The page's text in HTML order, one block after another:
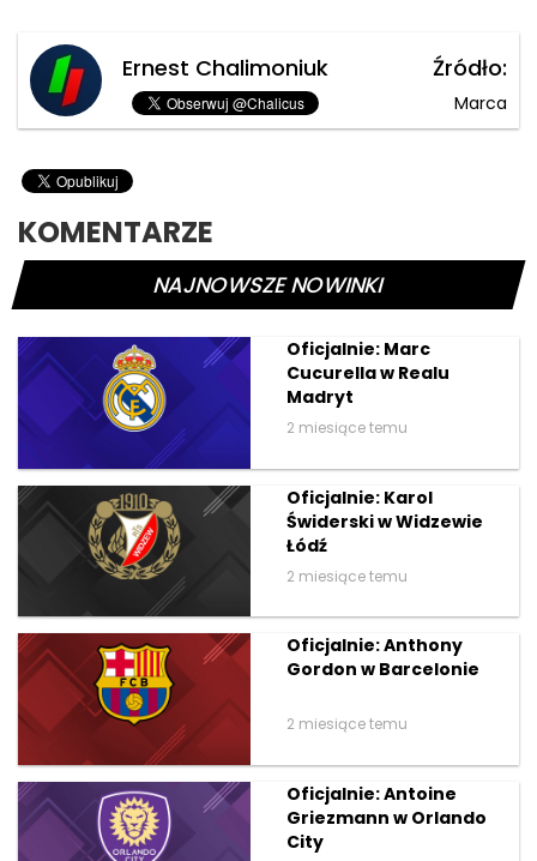
Ernest Chalimoniuk Źródło:
Marca
KOMENTARZE
NAJNOWSZE NOWINKI
Oficjalnie: Marc
Cucurella w Realu
Madryt
2 miesiące temu
Oficjalnie: Karol
Świderski w Widzewie
Łódź
2 miesiące temu
Oficjalnie: Anthony
Gordon w Barcelonie
2 miesiące temu
Oficjalnie: Antoine
Griezmann w Orlando
City